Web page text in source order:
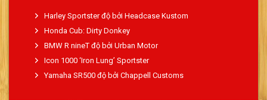
Harley Sportster độ bởi Headcase Kustom
Honda Cub: Dirty Donkey
BMW R nineT độ bởi Urban Motor
Icon 1000 ‘Iron Lung’ Sportster
Yamaha SR500 độ bởi Chappell Customs